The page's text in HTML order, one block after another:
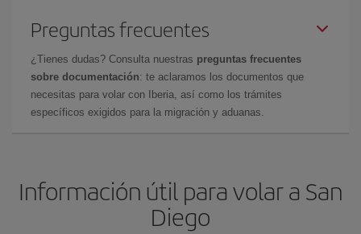
Preguntas frecuentes
¿Tienes dudas? Consulta nuestras preguntas frecuentes
sobre documentación: te aclaramos los documentos que
necesitas para volar con Iberia, así como los trámites
específicos exigidos para la migración y aduanas.
Información útil para volar a San
Diego